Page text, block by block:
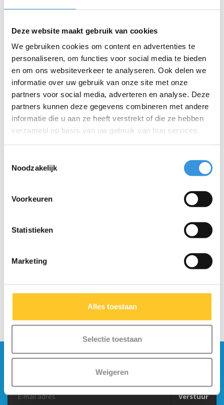
Deze website maakt gebruik van cookies
We gebruiken cookies om content en advertenties te
personaliseren, om functies voor social media te bieden
en om ons websiteverkeer te analyseren. Ook delen we
informatie over uw gebruik van onze site met onze
partners voor social media, adverteren en analyse. Deze
partners kunnen deze gegevens combineren met andere
informatie die u aan ze heeft verstrekt of die ze hebben
verzameld op basis van uw gebruik van hun services.
Noodzakelijk
Voorkeuren
Statistieken
Marketing
Alles toestaan
Selectie toestaan
Weigeren
Hoe vervang ik het wiel van mijn Maxi Pro
step?
Let op: Het linkerwiel (van bovenaf gezien) heeft een bout die
met de klok mee losdraait. Deze is te herkennen aan een
streepje in het inbusgat. Het rechterwiel heeft een normaal
losdraaiende bout.
Plaats één van de bijgeleverde inbussleutels aan de achterzijde
van het wiel en gebruik voor de voorkant een bahco/verstelbare
Blijf op de hoogte en schrijf je in voor onze
Verstuur